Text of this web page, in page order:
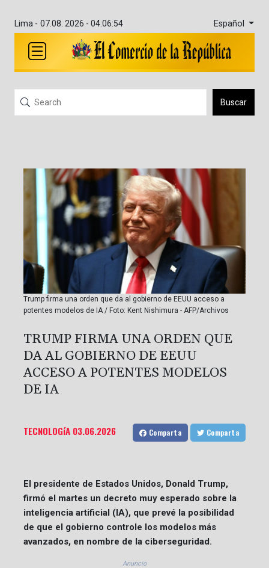
Lima - 07.08. 2026 - 04:06:54 Español
Buscar
Trump firma una orden que da al gobierno de EEUU acceso a
potentes modelos de IA / Foto: Kent Nishimura - AFP/Archivos
TRUMP FIRMA UNA ORDEN QUE
DA AL GOBIERNO DE EEUU
ACCESO A POTENTES MODELOS
DE IA
TECNOLOGíA 03.06.2026 Comparta Comparta
El presidente de Estados Unidos, Donald Trump,
firmó el martes un decreto muy esperado sobre la
inteligencia artificial (IA), que prevé la posibilidad
de que el gobierno controle los modelos más
avanzados, en nombre de la ciberseguridad.
Anuncio